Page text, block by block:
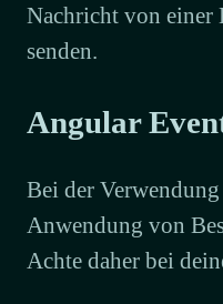
Nachricht von einer
senden.
Angular
Bei der
Anwendung von
Achte daher bei